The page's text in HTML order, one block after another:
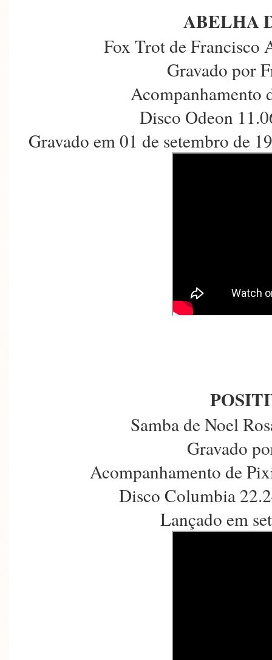
ABELHA
Fox Trot de Francisco
Gravado por
Acompanhamento
Disco Odeon
Gravado em 01 de setembro de
Samba de Noel
Gravado
Acompanhamento de
Disco Columbia
Lançado em